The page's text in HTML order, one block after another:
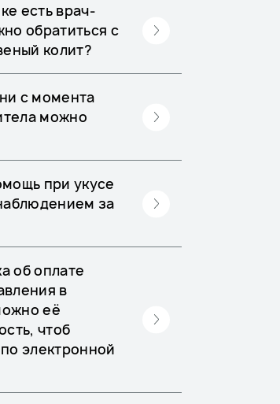
есть врач-
обратиться с
колит?
с момента
можно
при укусе
за
об оплате
в
её
чтоб
электронной